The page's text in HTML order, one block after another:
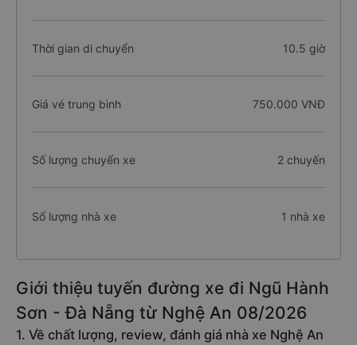
Thời gian di chuyển 10.5 giờ
Giá vé trung bình 750.000 VNĐ
Số lượng chuyến xe 2 chuyến
Số lượng nhà xe 1 nhà xe
Giới thiệu tuyến đường xe đi Ngũ Hành
Sơn - Đà Nẵng từ Nghệ An 08/2026
1. Về chất lượng, review, đánh giá nhà xe Nghệ An